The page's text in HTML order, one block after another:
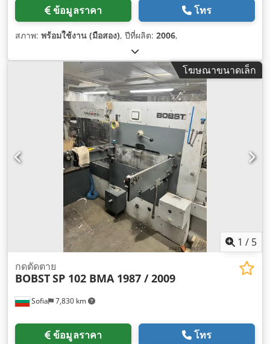
ข้อมูลราคา โทร
สภาพ: พร้อมใช้งาน (มือสอง), ปีที่ผลิต: 2006,
โฆษณาขนาดเล็ก
1 / 5
Sofia 7,830 km
กดตัดตาย
BOBSTSP 102 BMA 1987 / 2009
ข้อมูลราคา โทร